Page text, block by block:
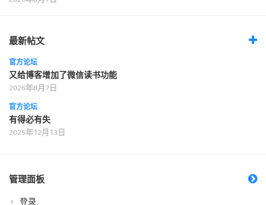
最新帖文
官方论坛
又给博客增加了微信读书功能
2026年8月7日
官方论坛
有得必有失
2025年12月13日
管理面板
登录